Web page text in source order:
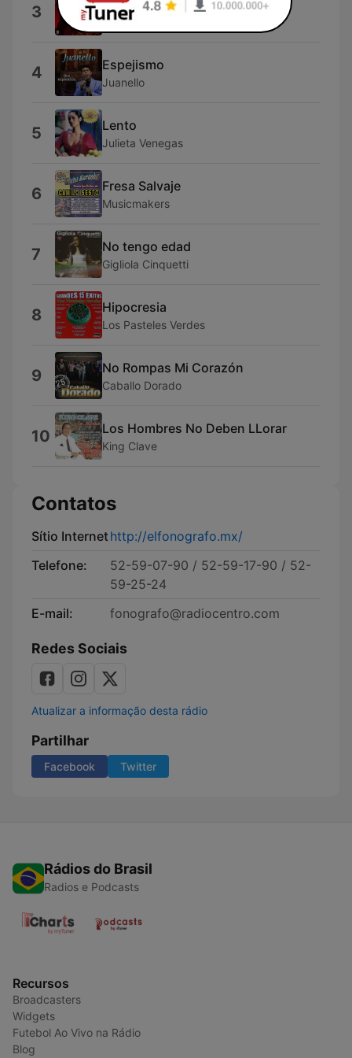
3 Daño
Maria Eugenia Rubio
4 Espejismo
Juanello
5 Lento
Julieta Venegas
6 Fresa Salvaje
Musicmakers
7 No tengo edad
Gigliola Cinquetti
8 Hipocresia
Los Pasteles Verdes
9 No Rompas Mi Corazón
Caballo Dorado
10 Los Hombres No Deben LLorar
King Clave
Contatos
Sítio Internethttp://elfonografo.mx/
Telefone:
52-59-07-90 / 52-59-17-90 / 52-
59-25-24
E-mail:
fonografo@radiocentro.com
Redes Sociais
Atualizar a informação desta rádio
Partilhar
Facebook Twitter
Rádios do Brasil
Radios e Podcasts
Recursos
Broadcasters
Widgets
Futebol Ao Vivo na Rádio
Blog